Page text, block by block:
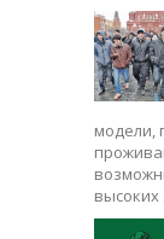
модели,
высоких